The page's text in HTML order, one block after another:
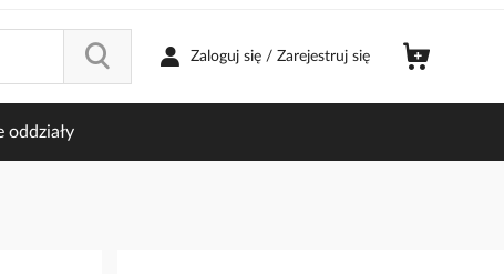
Zaloguj się / Zarejestruj się
oddziały